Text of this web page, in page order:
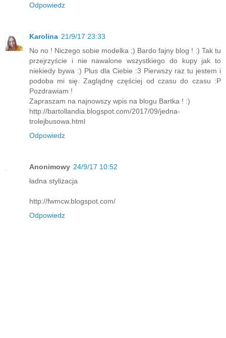
Odpowiedz
Karolina 21/9/17 23:33
No no ! Niczego sobie modelka ;) Bardo fajny blog ! :) Tak tu
przejrzyście i nie nawalone wszystkiego do kupy jak to
niekiedy bywa :) Plus dla Ciebie :3 Pierwszy raz tu jestem i
podoba mi się. Zaglądnę częściej od czasu do czasu :P
Pozdrawiam !
Zapraszam na najnowszy wpis na blogu Bartka ! :)
http://bartollandia.blogspot.com/2017/09/jedna-
trolejbusowa.html
Odpowiedz
Anonimowy 24/9/17 10:52
ładna stylizacja
http://fwmcw.blogspot.com/
Odpowiedz